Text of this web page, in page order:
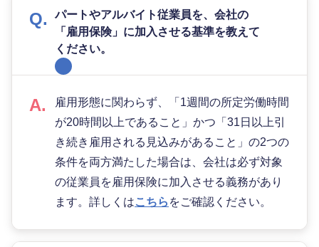
パートやアルバイト従業員を、会社の
「雇用保険」に加入させる基準を教えて
ください。
雇用形態に関わらず、「1週間の所定労働時間
が20時間以上であること」かつ「31日以上引
き続き雇用される見込みがあること」の2つの
条件を両方満たした場合は、会社は必ず対象
の従業員を雇用保険に加入させる義務があり
ます。詳しくはこちら をご確認ください。